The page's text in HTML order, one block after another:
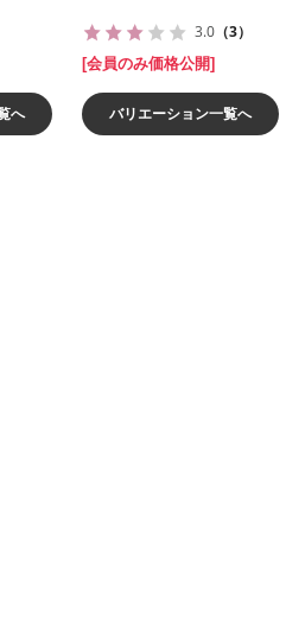
へ
3.0 （3）
[会員のみ価格公開]
バリエーション一覧へ